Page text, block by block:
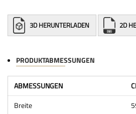
3D HERUNTERLADEN 2D
PRODUKTABMESSUNGEN
ABMESSUNGEN
Breite